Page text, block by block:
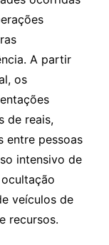
A partir
os
de reais,
entre pessoas
intensivo de
veículos de
recursos.